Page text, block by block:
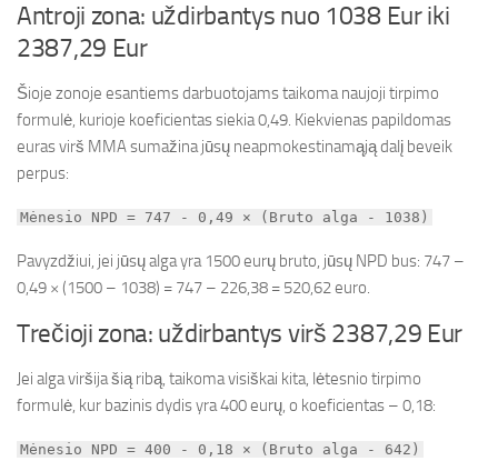
Antroji zona: uždirbantys nuo 1038 Eur iki
2387,29 Eur
Šioje zonoje esantiems darbuotojams taikoma naujoji tirpimo
formulė, kurioje koeficientas siekia 0,49. Kiekvienas papildomas
euras virš MMA sumažina jūsų neapmokestinamąją dalį beveik
perpus:
Mėnesio NPD = 747 - 0,49 × (Bruto alga - 1038)
Pavyzdžiui, jei jūsų alga yra 1500 eurų bruto, jūsų NPD bus: 747 –
0,49 × (1500 – 1038) = 747 – 226,38 = 520,62 euro.
Trečioji zona: uždirbantys virš 2387,29 Eur
Jei alga viršija šią ribą, taikoma visiškai kita, lėtesnio tirpimo
formulė, kur bazinis dydis yra 400 eurų, o koeficientas – 0,18:
Mėnesio NPD = 400 - 0,18 × (Bruto alga - 642)